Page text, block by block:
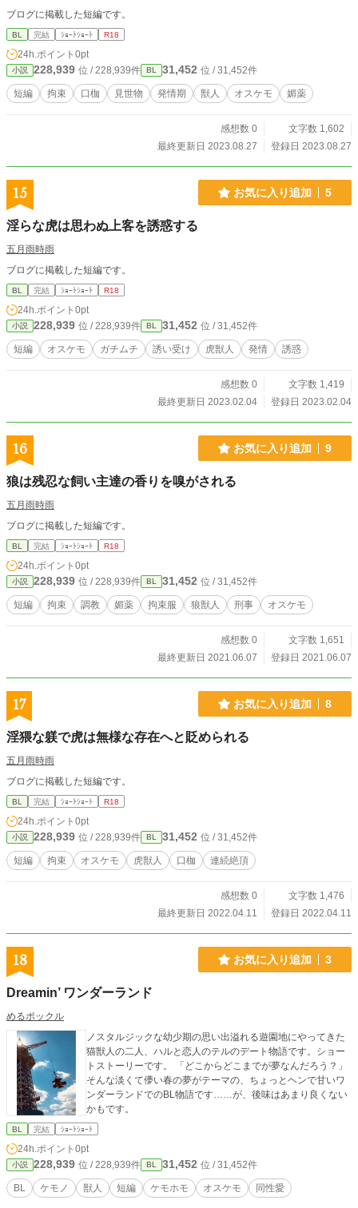
ブログに掲載した短編です。
BL 完結 ｼｮｰﾄｼｮｰﾄ R18
24h.ポイント 0pt
小説 228,939 位 / 228,939件 BL 31,452 位 / 31,452件
短編 拘束 口枷 見世物 発情期 獣人 オスケモ 媚薬
感想数 0
文字数 1,602
最終更新日 2023.08.27
登録日 2023.08.27
15 お気に入り追加 5
淫らな虎は思わぬ上客を誘惑する
五月雨時雨
ブログに掲載した短編です。
BL 完結 ｼｮｰﾄｼｮｰﾄ R18
24h.ポイント 0pt
小説 228,939 位 / 228,939件 BL 31,452 位 / 31,452件
短編 オスケモ ガチムチ 誘い受け 虎獣人 発情 誘惑
感想数 0
文字数 1,419
最終更新日 2023.02.04
登録日 2023.02.04
16 お気に入り追加 9
狼は残忍な飼い主達の香りを嗅がされる
五月雨時雨
ブログに掲載した短編です。
BL 完結 ｼｮｰﾄｼｮｰﾄ R18
24h.ポイント 0pt
小説 228,939 位 / 228,939件 BL 31,452 位 / 31,452件
短編 拘束 調教 媚薬 拘束服 狼獣人 刑事 オスケモ
感想数 0
文字数 1,651
最終更新日 2021.06.07
登録日 2021.06.07
17 お気に入り追加 8
淫猥な躾で虎は無様な存在へと貶められる
五月雨時雨
ブログに掲載した短編です。
BL 完結 ｼｮｰﾄｼｮｰﾄ R18
24h.ポイント 0pt
小説 228,939 位 / 228,939件 BL 31,452 位 / 31,452件
短編 拘束 オスケモ 虎獣人 口枷 連続絶頂
感想数 0
文字数 1,476
最終更新日 2022.04.11
登録日 2022.04.11
18 お気に入り追加 3
Dreamin’ ワンダーランド
めるポックル
ノスタルジックな幼少期の思い出溢れる遊園地にやってきた
猫獣人の二人、ハルと恋人のテルのデート物語です。ショー
トストーリーです。 「どこからどこまでが夢なんだろう？」
そんな淡くて儚い春の夢がテーマの、ちょっとヘンで甘いワ
ンダーランドでのBL物語です……が、後味はあまり良くない
かもです。
BL 完結 ｼｮｰﾄｼｮｰﾄ
24h.ポイント 0pt
小説 228,939 位 / 228,939件 BL 31,452 位 / 31,452件
BL ケモノ 獣人 短編 ケモホモ オスケモ 同性愛